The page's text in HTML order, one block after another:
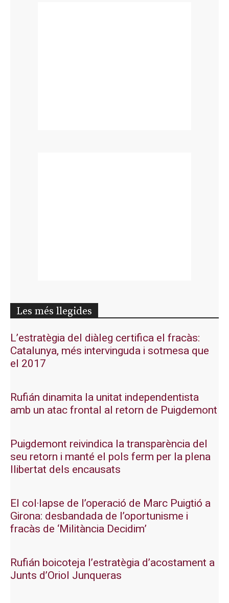
Les més llegides
L’estratègia del diàleg certifica el fracàs:
Catalunya, més intervinguda i sotmesa que
el 2017
Rufián dinamita la unitat independentista
amb un atac frontal al retorn de Puigdemont
Puigdemont reivindica la transparència del
seu retorn i manté el pols ferm per la plena
llibertat dels encausats
El col·lapse de l’operació de Marc Puigtió a
Girona: desbandada de l’oportunisme i
fracàs de ‘Militància Decidim’
Rufián boicoteja l’estratègia d’acostament a
Junts d’Oriol Junqueras